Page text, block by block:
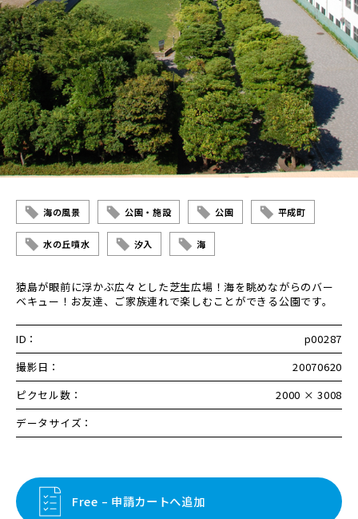
海の風景 公園・施設 公園 平成町
水の丘噴水 汐入 海
猿島が眼前に浮かぶ広々とした芝生広場！海を眺めながらのバー
ベキュー！お友達、ご家族連れで楽しむことができる公園です。
ID：
p00287
撮影日：
20070620
ピクセル数：
2000 × 3008
データサイズ：
Free – 申請カートへ追加